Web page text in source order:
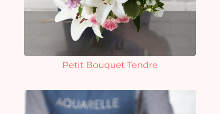
Petit Bouquet Tendre